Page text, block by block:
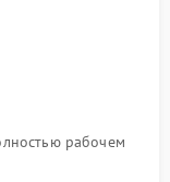
рабочем